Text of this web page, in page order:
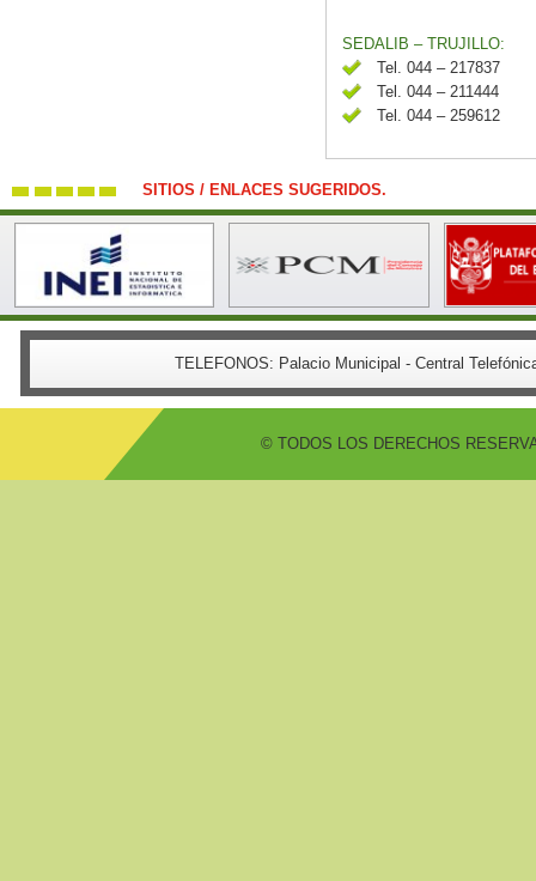
SEDALIB – TRUJILLO:
Tel. 044 – 217837
Tel. 044 – 211444
Tel. 044 – 259612
SITIOS / ENLACES SUGERIDOS.
TELEFONOS: Palacio Municipal - Central
© TODOS LOS DERECHOS